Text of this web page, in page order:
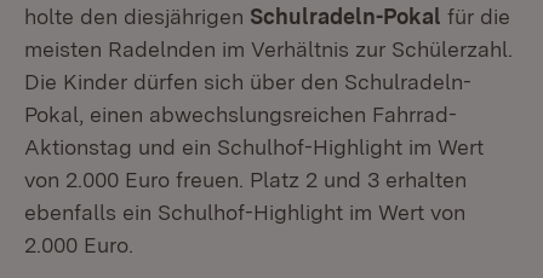
holte den diesjährigen Schulradeln-Pokal für die
meisten Radelnden im Verhältnis zur Schülerzahl.
Die Kinder dürfen sich über den Schulradeln-
Pokal, einen abwechslungsreichen Fahrrad-
Aktionstag und ein Schulhof-Highlight im Wert
von 2.000 Euro freuen. Platz 2 und 3 erhalten
ebenfalls ein Schulhof-Highlight im Wert von
2.000 Euro.